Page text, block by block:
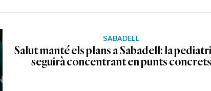
SABADELL
Salut manté els plans a Sabadell: la
seguirà concentrant en punts concrets